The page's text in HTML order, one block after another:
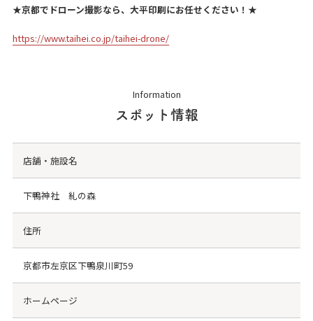
★京都でドローン撮影なら、大平印刷にお任せください！★
https://www.taihei.co.jp/taihei-drone/
Information
スポット情報
店舗・施設名
下鴨神社 糺の森
住所
京都市左京区下鴨泉川町59
ホームページ